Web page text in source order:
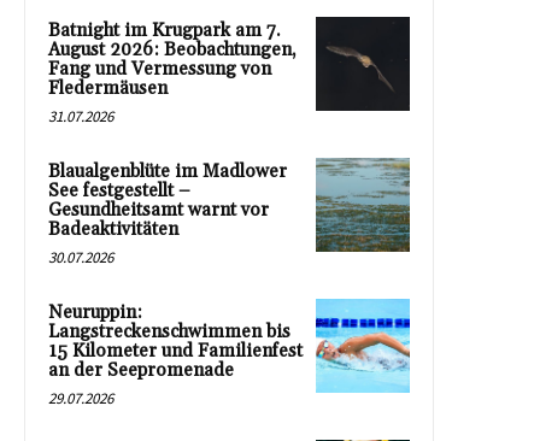
Batnight im Krugpark am 7.
August 2026: Beobachtungen,
Fang und Vermessung von
Fledermäusen
31.07.2026
Blaualgenblüte im Madlower
See festgestellt –
Gesundheitsamt warnt vor
Badeaktivitäten
30.07.2026
Neuruppin:
Langstreckenschwimmen bis
15 Kilometer und Familienfest
an der Seepromenade
29.07.2026